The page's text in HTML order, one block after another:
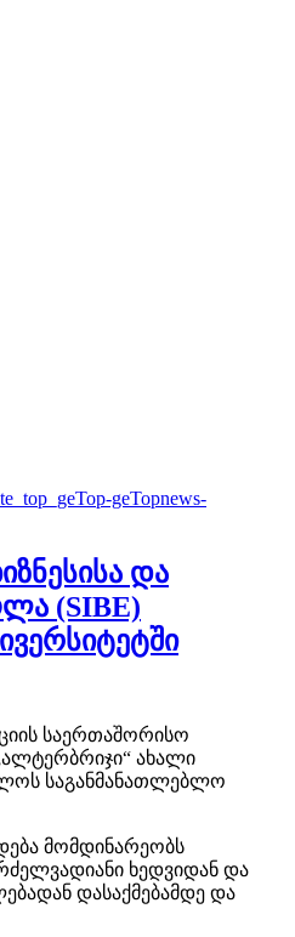
Top-geTopnews-
და
(SIBE)
საერთაშორისო
ახალი
საგანმანათლებლო
მომდინარეობს
ხედვიდან და
დასაქმებამდე და